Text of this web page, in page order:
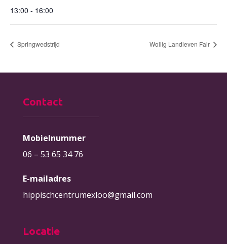
13:00 - 16:00
Springwedstrijd Wollig Landleven Fair
Contact
Mobielnummer
06 – 53 65 34 76
E-mailadres
hippischcentrumexloo@gmail.com
Locatie